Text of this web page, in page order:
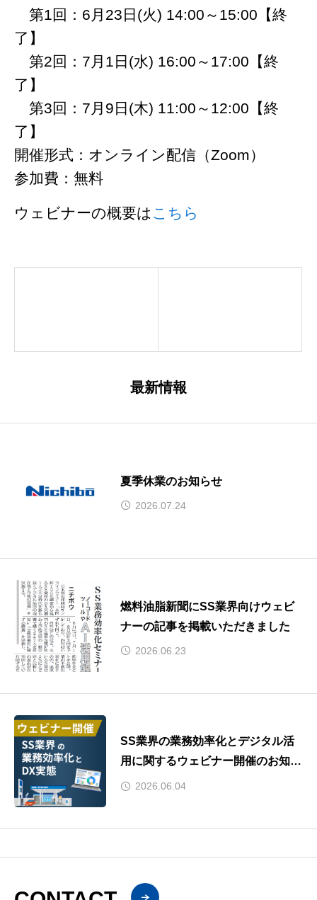
第1回：6月23日(火) 14:00～15:00【終
了】
第2回：7月1日(水) 16:00～17:00【終
了】
第3回：7月9日(木) 11:00～12:00【終
了】
開催形式：オンライン配信（Zoom）
参加費：無料
ウェビナーの概要は こちら
最新情報
夏季休業のお知らせ
2026.07.24
燃料油脂新聞にSS業界向けウェビ
ナーの記事を掲載いただきました
2026.06.23
SS業界の業務効率化とデジタル活
用に関するウェビナー開催のお知ら
せ 2026.06.04